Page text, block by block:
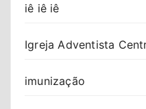
iê iê iê
Igreja Adventista
imunização